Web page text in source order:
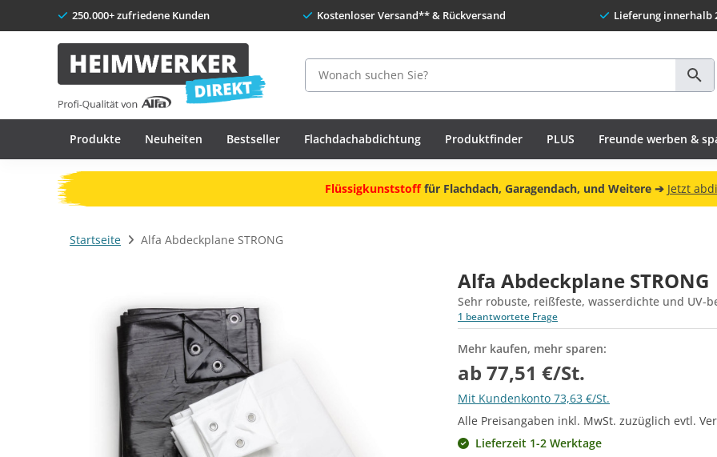
250.000+ zufriedene Kunden Kostenloser Versand** & Rückversand Lieferung innerhalb
Suche
Produkte Neuheiten Bestseller Flachdachabdichtung Produktfinder PLUS Freunde werben &
Flüssigkunststofffür Flachdach, Garagendach, und Weitere ➔ Jetzt
Startseite Alfa Abdeckplane STRONG
Alfa Abdeckplane STRONG
Sehr robuste, reißfeste, wasserdichte und UV-
1 beantwortete Frage
Mehr kaufen, mehr sparen:
ab 77,51 €/St.
Mit Kundenkonto 73,63 €/St.
Alle Preisangaben inkl. MwSt. zuzüglich evtl.
Lieferzeit 1-2 Werktage